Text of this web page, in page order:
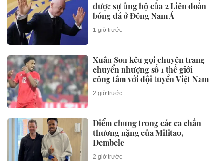
được sự ủng hộ của 2 Liên đoàn
bóng đá ở Đông Nam Á
1 giờ trước
Xuân Son kêu gọi chuyên trang
chuyển nhượng số 1 thế giới
công tâm với đội tuyển Việt Nam
2 giờ trước
Điểm chung trong các ca chấn
thương nặng của Militao,
Dembele
2 giờ trước